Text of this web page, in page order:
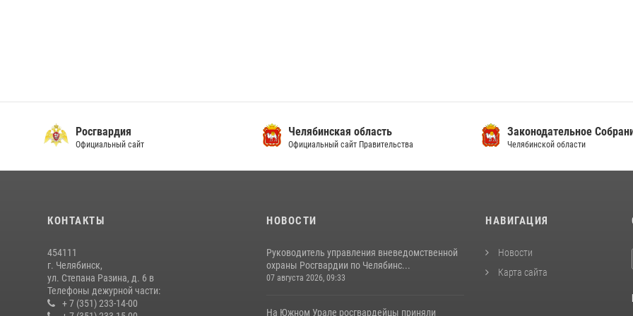
Росгвардия
Официальный сайт
Челябинская область
Официальный сайт Правительства
Законодательное
Челябинской области
КОНТАКТЫ
454111
г. Челябинск,
ул. Степана Разина, д. 6 в
Телефоны дежурной части:
+ 7 (351) 233-14-00
НОВОСТИ
Руководитель управления вневедомственной
охраны Росгвардии по Челябинс...
07 августа 2026, 09:33
На Южном Урале росгвардейцы приняли
НАВИГАЦИЯ
Новости
Карта сайта